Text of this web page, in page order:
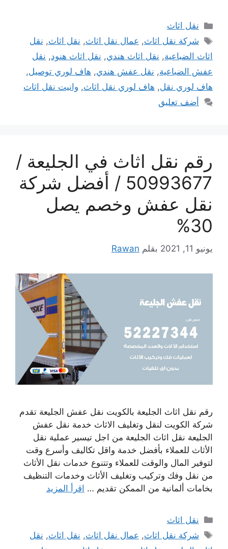
التصنيفات
نقل اثاث
الوسوم
شركة نقل اثاث, عمال نقل اثاث, نقل اثاث, نقل
اثاث الضباعية, نقل اثاث هندي, نقل اثاث هنود, نقل
عفش الضباعية, نقل عفش هندي, هاف لوري توصيل,
هاف لوري نقل, هاف لوري نقل اثاث, وانيت نقل اثاث
أضف تعليق
رقم نقل اثاث في الجليعة /
50993677 / أفضل شركة
نقل عفش وخصم يصل
30%
يونيو 11, 2021 بقلم Rawan
رقم نقل اثاث الجليعة بالكويت نقل عفش الجليعة تقدم
شركة الكويت لنقل وتغليف الاثاث خدمة نقل عفش
الجليعة نقل اثاث الجليعة من اجل تيسير عملية نقل
الأثاث للعملاء بأفضل خدمة واقل تكاليف وأسرع وقت
لتوفير المال والوقت للعملاء وتتنوع خدمات نقل الأثاث
من نقل وفك وتركيب وتغليف الأثاث وخدمات التنظيف
بخامات ألمانية من الممكن تقديم … اقرأ المزيد
التصنيفات
نقل اثاث
الوسوم
شركة نقل اثاث, عمال نقل اثاث, نقل اثاث, نقل